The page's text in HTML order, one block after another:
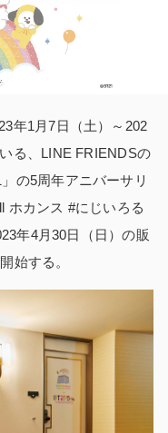
年1月7日（土）～202
る、LINE FRIENDSの
の5周年アニバーサリ
ホカンス #にじいろる
年4月30日（日）の販
始する。